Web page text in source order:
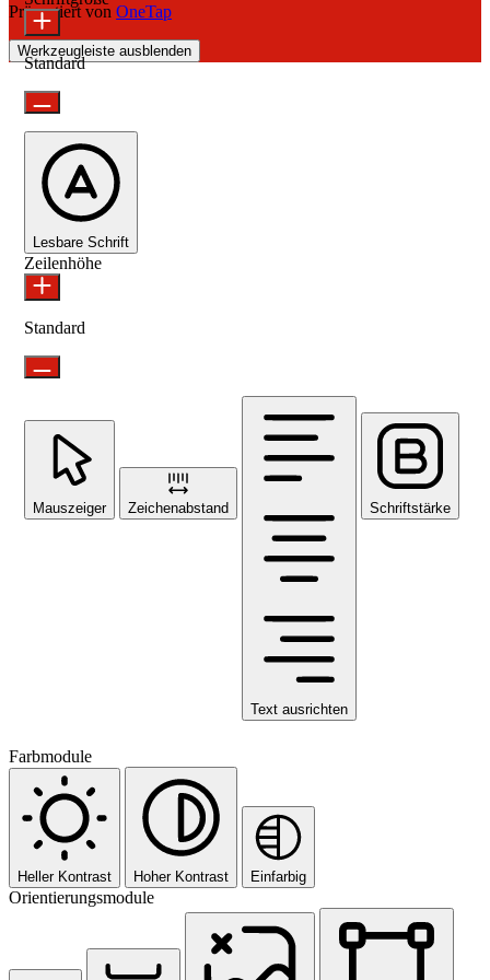
Präsentiert von OneTap
Werkzeugleiste ausblenden
Standard
Lesbare Schrift
Zeilenhöhe
Standard
Mauszeiger Zeichenabstand
Text ausrichten
Schriftstärke
Farbmodule
Heller Kontrast Hoher Kontrast Einfarbig
Orientierungsmodule